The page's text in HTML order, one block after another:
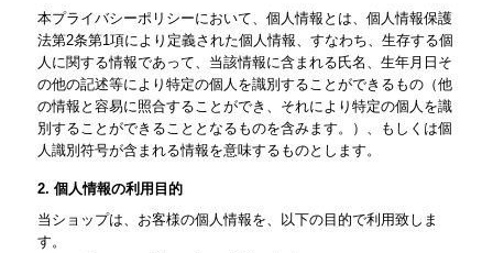
本プライバシーポリシーにおいて、個人情報とは、個人情報保護
法第2条第1項により定義された個人情報、すなわち、生存する個
人に関する情報であって、当該情報に含まれる氏名、生年月日そ
の他の記述等により特定の個人を識別することができるもの（他
の情報と容易に照合することができ、それにより特定の個人を識
別することができることとなるものを含みます。）、もしくは個
人識別符号が含まれる情報を意味するものとします。
2. 個人情報の利用目的
当ショップは、お客様の個人情報を、以下の目的で利用致しま
す。